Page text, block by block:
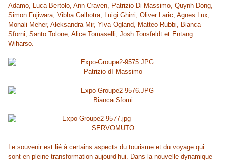
Adamo, Luca Bertolo, Ann Craven, Patrizio Di Massimo, Quynh Dong,
Simon Fujiwara, Vibha Galhotra, Luigi Ghirri, Oliver Laric, Agnes Lux,
Monali Meher, Aleksandra Mir, Ylva Ogland, Matteo Rubbi, Bianca
Sforni, Santo Tolone, Alice Tomaselli, Josh Tonsfeldt et Entang
Wiharso.
Patrizio dI Massimo
Bianca Sfomi
SERVOMUTO
Le souvenir est lié à certains aspects du tourisme et du voyage qui
sont en pleine transformation aujourd’hui. Dans la nouvelle dynamique